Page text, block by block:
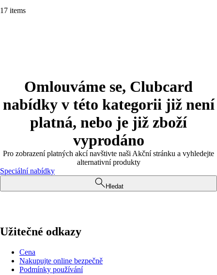
17 items
Omlouváme se, Clubcard
nabídky v této kategorii již není
platná, nebo je již zboží
vyprodáno
Pro zobrazení platných akcí navštivte naši Akční stránku a vyhledejte
alternativní produkty
Speciální nabídky
Hledat
Užitečné odkazy
Cena
Nakupujte online bezpečně
Podmínky používání